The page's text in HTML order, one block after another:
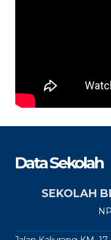
Data Sekolah
SEKOLAH